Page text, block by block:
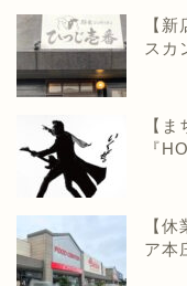
【
スカ
【
『
【
ア本